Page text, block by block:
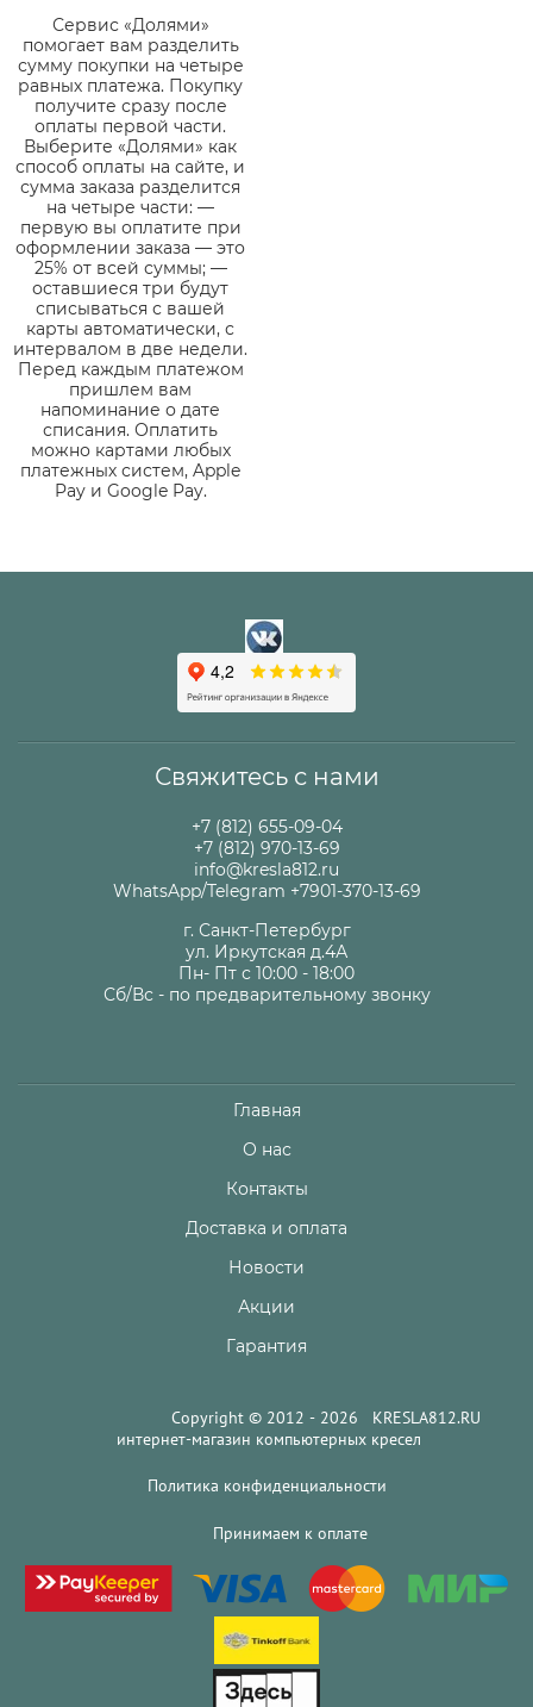
Сервис «Долями»
помогает вам разделить
сумму покупки на четыре
равных платежа. Покупку
получите сразу после
оплаты первой части.
Выберите «Долями» как
способ оплаты на сайте, и
сумма заказа разделится
на четыре части: —
первую вы оплатите при
оформлении заказа — это
25% от всей суммы; —
оставшиеся три будут
списываться с вашей
карты автоматически, с
интервалом в две недели.
Перед каждым платежом
пришлем вам
напоминание о дате
списания. Оплатить
можно картами любых
платежных систем, Apple
Pay и Google Pay.
Свяжитесь с нами
+7 (812) 655-09-04
+7 (812) 970-13-69
info@kresla812.ru
WhatsApp/Telegram +7901-370-13-69
г. Санкт-Петербург
ул. Иркутская д.4А
Пн- Пт с 10:00 - 18:00
Сб/Вс - по предварительному звонку
Главная
О нас
Контакты
Доставка и оплата
Новости
Акции
Гарантия
Copyright © 2012 - 2026 KRESLA812.RU
интернет-магазин компьютерных кресел
Политика конфиденциальности
Принимаем к оплате